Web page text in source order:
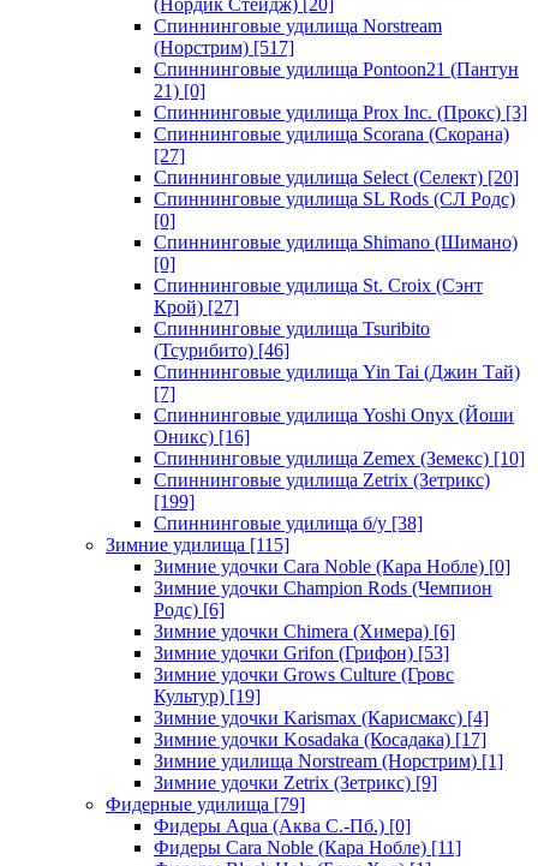
(Нордик Стейдж) [20]
Спиннинговые удилища Norstream
(Норстрим) [517]
Спиннинговые удилища Pontoon21 (Пантун
21) [0]
Спиннинговые удилища Prox Inc. (Прокс) [3]
Спиннинговые удилища Scorana (Скорана)
[27]
Спиннинговые удилища Select (Селект) [20]
Спиннинговые удилища SL Rods (СЛ Родс)
[0]
Спиннинговые удилища Shimano (Шимано)
[0]
Спиннинговые удилища St. Croix (Сэнт
Крой) [27]
Спиннинговые удилища Tsuribito
(Тсурибито) [46]
Спиннинговые удилища Yin Tai (Джин Тай)
[7]
Спиннинговые удилища Yoshi Onyx (Йоши
Оникс) [16]
Спиннинговые удилища Zemex (Земекс) [10]
Спиннинговые удилища Zetrix (Зетрикс)
[199]
Спиннинговые удилища б/у [38]
Зимние удилища [115]
Зимние удочки Cara Noble (Кара Нобле) [0]
Зимние удочки Champion Rods (Чемпион
Родс) [6]
Зимние удочки Chimera (Химера) [6]
Зимние удочки Grifon (Грифон) [53]
Зимние удочки Grows Culture (Гровс
Культур) [19]
Зимние удочки Karismax (Карисмакс) [4]
Зимние удочки Kosadaka (Косадака) [17]
Зимние удилища Norstream (Норстрим) [1]
Зимние удочки Zetrix (Зетрикс) [9]
Фидерные удилища [79]
Фидеры Aqua (Аква С.-Пб.) [0]
Фидеры Cara Noble (Кара Нобле) [11]